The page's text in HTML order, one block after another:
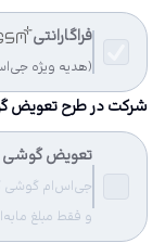
فراگارانتی
(هدیه ویژه
شرکت در طرح تعویض
تعویض گوشی
جی‌اس‌ام گوشی
و فقط مبلغ